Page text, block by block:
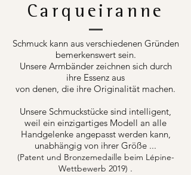
Carqueiranne
Schmuck kann aus verschiedenen Gründen
bemerkenswert sein.
Unsere Armbänder zeichnen sich durch
ihre Essenz aus
von denen, die ihre Originalität machen.
Unsere Schmuckstücke sind intelligent,
weil ein einzigartiges Modell an alle
Handgelenke angepasst werden kann,
unabhängig von ihrer Größe ...
(Patent und Bronzemedaille beim Lépine-
Wettbewerb 2019) .